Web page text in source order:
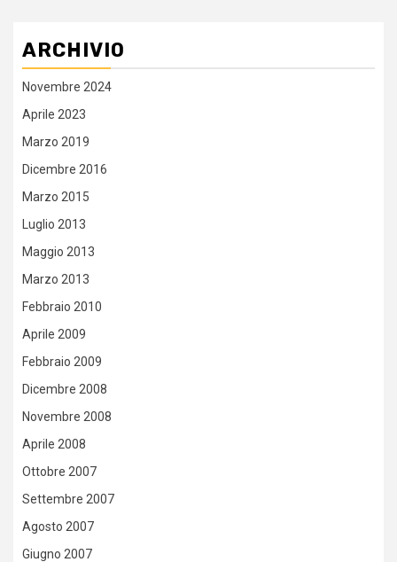
ARCHIVIO
Novembre 2024
Aprile 2023
Marzo 2019
Dicembre 2016
Marzo 2015
Luglio 2013
Maggio 2013
Marzo 2013
Febbraio 2010
Aprile 2009
Febbraio 2009
Dicembre 2008
Novembre 2008
Aprile 2008
Ottobre 2007
Settembre 2007
Agosto 2007
Giugno 2007